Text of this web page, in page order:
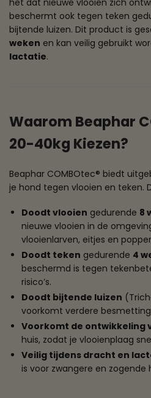
het dat nieuwe vlooien zich
beschermt ook tegen teken
bijtende luizen. Dit product is
weken en kan veilig gebruikt
lactatie.
Waarom Beaphar
20-40kg Kiezen?
Beaphar COMBOtec® biedt
je hond tegen vlooien en teken.
Doodt vlooien gedurende 8
nieuwe vlooien in de
vlooienlarven, eitjes en
Doodt teken gedurende 4
beschermd is tegen
risico’s.
Doodt bijtende luizen
voorkomt verdere
Voorkomt de ontwikkeling
huis, zodat je vlooienplaag
Veilig tijdens dracht en
is voor zwangere en zogende